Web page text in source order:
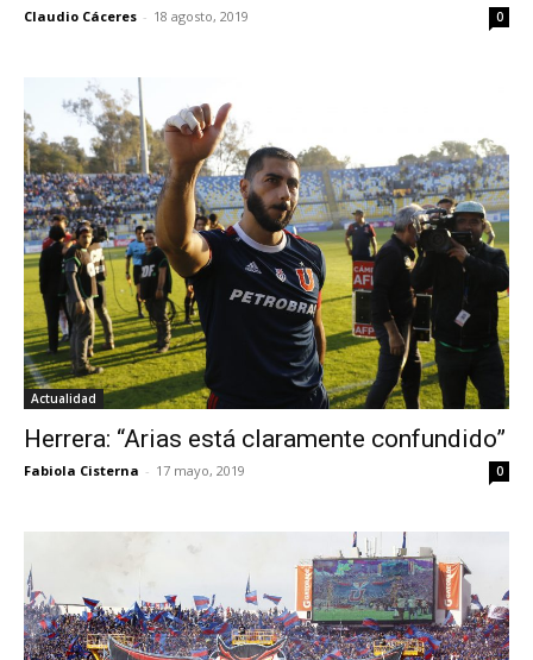
Claudio Cáceres - 18 agosto, 2019 0
Actualidad
Herrera: “Arias está claramente confundido”
Fabiola Cisterna - 17 mayo, 2019 0